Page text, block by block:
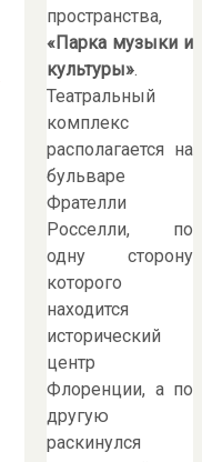
пространства,
«Парка музыки и
культуры».
Театральный
комплекс
располагается на
бульваре
Фрателли
Росселли, по
одну сторону
которого
находится
исторический
центр
Флоренции, а по
другую
раскинулся